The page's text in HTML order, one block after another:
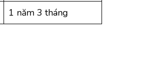
1 năm 3 tháng